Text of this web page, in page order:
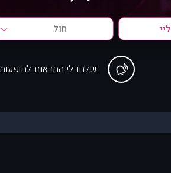
חול
שלחו לי התראות